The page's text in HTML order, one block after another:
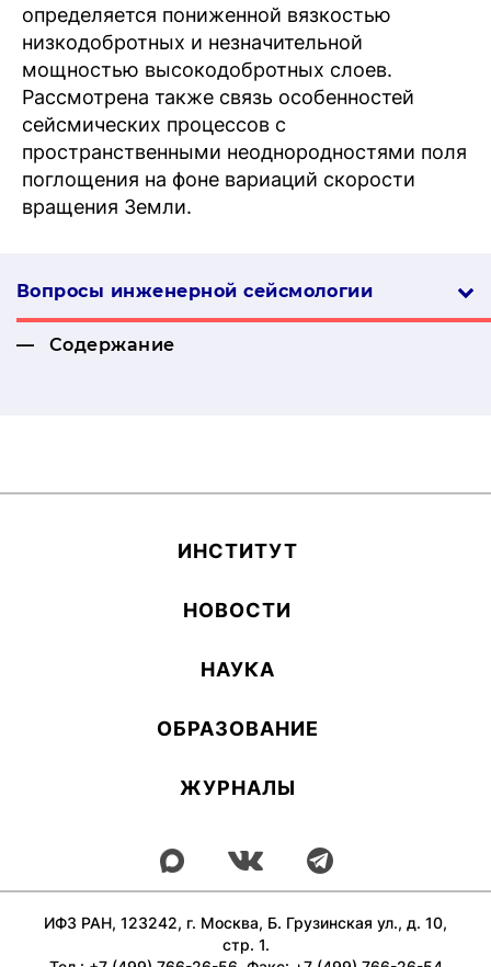
определяется пониженной вязкостью
низкодобротных и незначительной
мощностью высокодобротных слоев.
Рассмотрена также связь особенностей
сейсмических процессов с
пространственными неоднородностями поля
поглощения на фоне вариаций скорости
вращения Земли.
Вопросы инженерной сей­смо­логии
Содержание
ИН­СТИ­ТУТ
НОВОСТИ
НАУКА
ОБ­РА­ЗОВА­НИЕ
ЖУРНАЛЫ
ИФЗ РАН, 123242, г. Москва, Б. Грузинская ул., д. 10,
стр. 1.